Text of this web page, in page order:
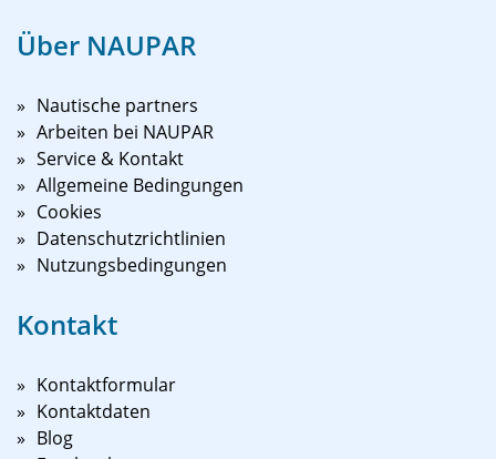
Über NAUPAR
Nautische partners
Arbeiten bei NAUPAR
Service & Kontakt
Allgemeine Bedingungen
Cookies
Datenschutzrichtlinien
Nutzungsbedingungen
Kontakt
Kontaktformular
Kontaktdaten
Blog